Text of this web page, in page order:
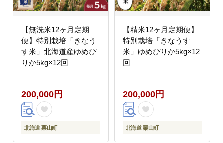
【無洗米12ヶ月定期
便】特別栽培「きなう
す米」北海道産ゆめぴ
りか5kg×12回
200,000円
北海道 栗山町
【精米12ヶ月定期便】
特別栽培「きなうす
米」ゆめぴりか5kg×12
回
200,000円
北海道 栗山町